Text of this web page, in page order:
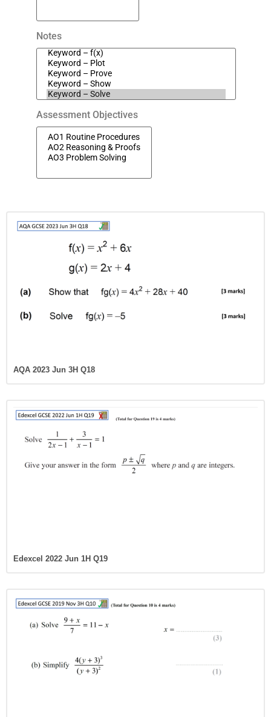
Notes
Assessment Objectives
AQA 2023 Jun 3H Q18
Edexcel 2022 Jun 1H Q19